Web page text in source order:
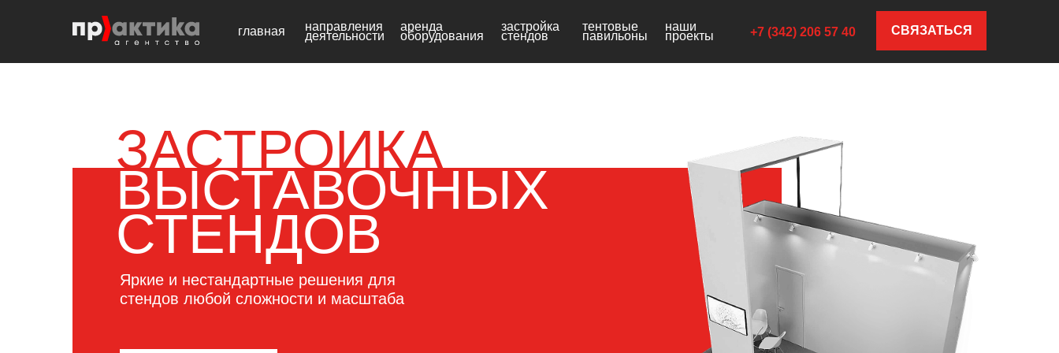
главная направления
деятельности
тентовые
павильоны
аренда
оборудования
застройка
стендов
наши
проекты +7 (342) 206 57 40 СВЯЗАТЬСЯ
ВЫСТАВОЧНЫХ
СТЕНДОВ
ЗАСТРОЙКА
Яркие и нестандартные решения для
стендов любой сложности и масштаба